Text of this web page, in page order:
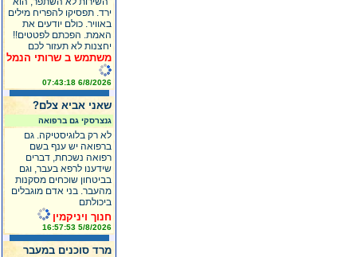
ירד. תפסיקו להפריח מילים
באוויר. כולם יודעים את
האמת. הפכתם לפטטים!!
יחצנות לא תעזור לכם
משתמש ב שרותי הנמל
6/8/2026 07:43:18
שאני אביא צלם?
גנצרסקי גם ברפואה
לא רק בלוגיסטיקה. גם
ברפואה יש ענף בשם
רפואה נשכחת, דברים
שידענו לרפא בעבר, וגם
בביטחון שוכחים מסקנות
מהעבר. בני אדם מוגבלים
ביכולתם
חנוך ויניקמין
5/8/2026 16:57:53
מרד סוכנים במעבר